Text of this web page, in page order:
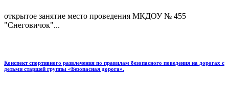
открытое занятие место проведения МКДОУ № 455
"Снеговичок"...
Конспект спортивного развлечения по правилам безопасного поведения на дорогах с
детьми старшей группы «Безопасная дорога».